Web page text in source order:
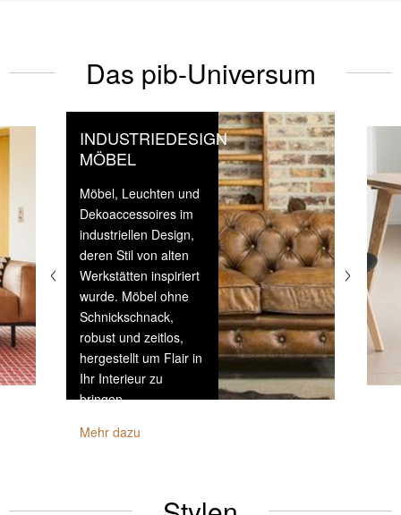
Das pib-Universum
INDUSTRIEDESIGN
MÖBEL
Möbel, Leuchten und
Dekoaccessoires im
industriellen Design,
deren Stil von alten
Werkstätten inspiriert
wurde. Möbel ohne
Schnickschnack,
robust und zeitlos,
hergestellt um Flair in
Ihr Interieur zu
bringen.
Mehr dazu